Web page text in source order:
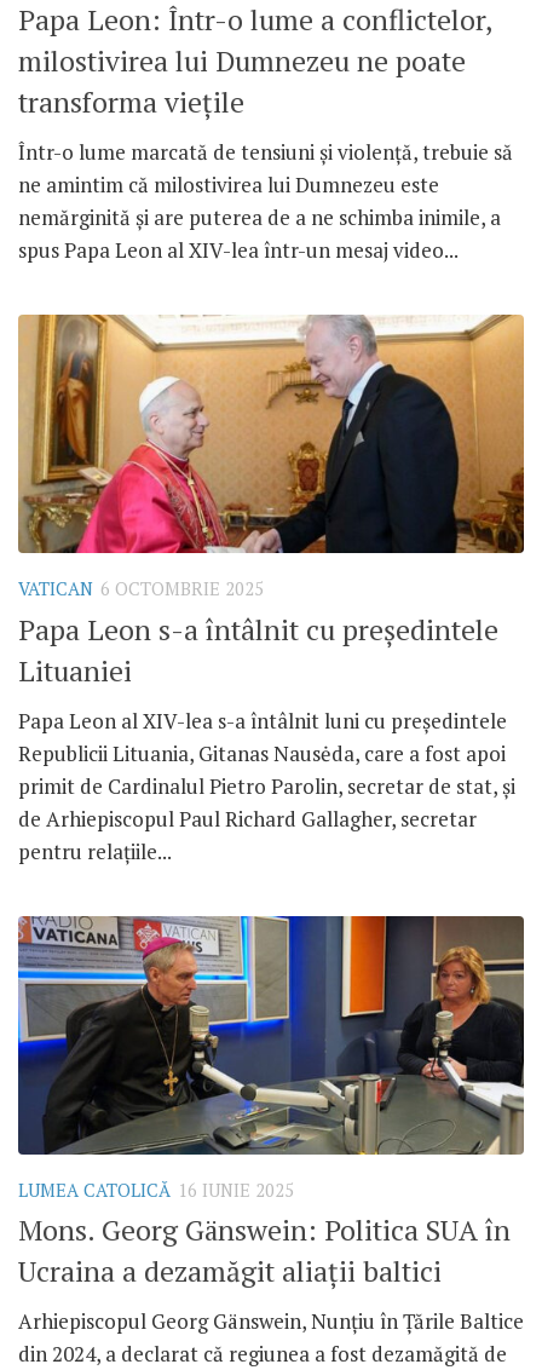
Papa Leon: Într-o lume a conflictelor,
milostivirea lui Dumnezeu ne poate
transforma viețile
Într-o lume marcată de tensiuni și violență, trebuie să
ne amintim că milostivirea lui Dumnezeu este
nemărginită și are puterea de a ne schimba inimile, a
spus Papa Leon al XIV-lea într-un mesaj video...
VATICAN 6 OCTOMBRIE 2025
Papa Leon s-a întâlnit cu președintele
Lituaniei
Papa Leon al XIV-lea s-a întâlnit luni cu președintele
Republicii Lituania, Gitanas Nausėda, care a fost apoi
primit de Cardinalul Pietro Parolin, secretar de stat, și
de Arhiepiscopul Paul Richard Gallagher, secretar
pentru relațiile...
LUMEA CATOLICĂ 16 IUNIE 2025
Mons. Georg Gänswein: Politica SUA în
Ucraina a dezamăgit aliații baltici
Arhiepiscopul Georg Gänswein, Nunțiu în Țările Baltice
din 2024, a declarat că regiunea a fost dezamăgită de